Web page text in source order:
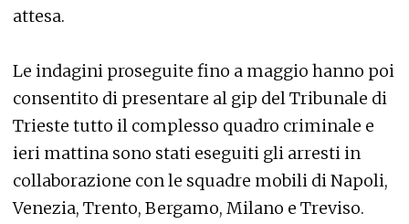
attesa.
Le indagini proseguite fino a maggio hanno poi
consentito di presentare al gip del Tribunale di
Trieste tutto il complesso quadro criminale e
ieri mattina sono stati eseguiti gli arresti in
collaborazione con le squadre mobili di Napoli,
Venezia, Trento, Bergamo, Milano e Treviso.